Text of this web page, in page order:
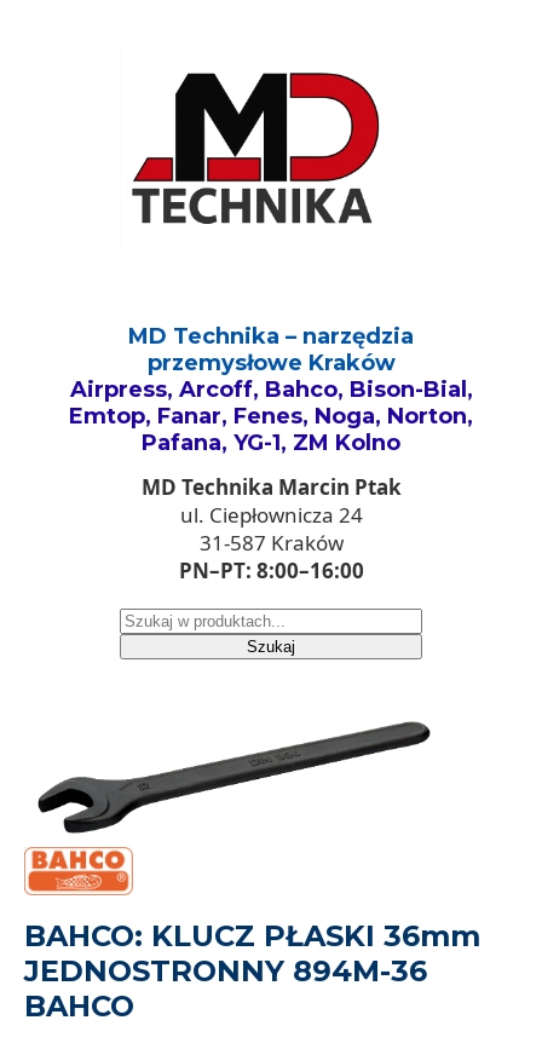
MD Technika – narzędzia
przemysłowe Kraków
Airpress, Arcoff, Bahco, Bison-Bial,
Emtop, Fanar, Fenes, Noga, Norton,
Pafana, YG-1, ZM Kolno
MD Technika Marcin Ptak
ul. Ciepłownicza 24
31-587 Kraków
PN–PT: 8:00–16:00
Szukaj
BAHCO: KLUCZ PŁASKI 36mm
JEDNOSTRONNY 894M-36
BAHCO